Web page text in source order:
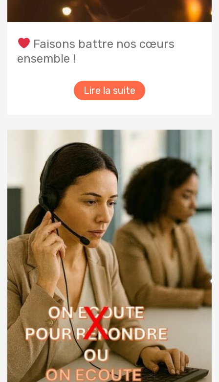
Faisons battre nos cœurs
ensemble !
Lire la suite